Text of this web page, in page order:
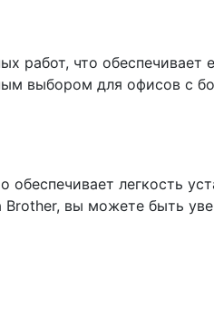
работ, что
выбором для офисов с
легкость
Brother, вы можете быть